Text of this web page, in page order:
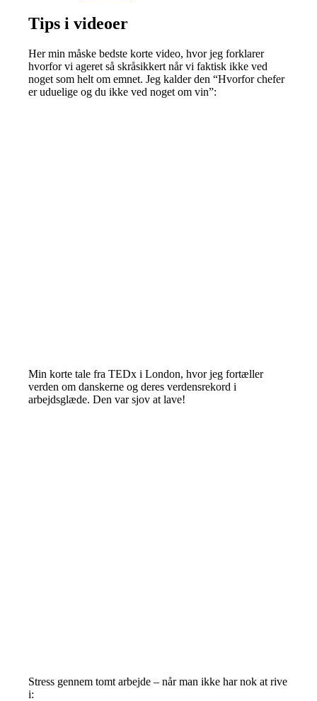
Tips i videoer
Her min måske bedste korte video, hvor jeg forklarer
hvorfor vi ageret så skråsikkert når vi faktisk ikke ved
noget som helt om emnet. Jeg kalder den “Hvorfor chefer
er uduelige og du ikke ved noget om vin”:
Min korte tale fra TEDx i London, hvor jeg fortæller
verden om danskerne og deres verdensrekord i
arbejdsglæde. Den var sjov at lave!
Stress gennem tomt arbejde – når man ikke har nok at rive
i: